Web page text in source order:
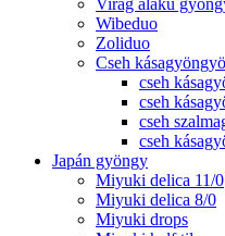
Virág alakú
Wibeduo
Zoliduo
Cseh
cseh
cseh
cseh
cseh
Japán gyöngy
Miyuki delica 11/0
Miyuki delica 8/0
Miyuki drops